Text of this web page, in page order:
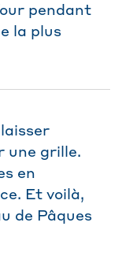
pendant
la plus
une grille.
en
Et voilà,
de Pâques